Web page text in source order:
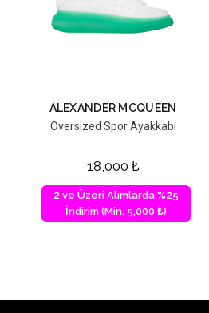
ALEXANDER MCQUEEN
Oversized Spor Ayakkabı
18,000 ₺
2 ve Üzeri Alımlarda %25
İndirim (Min. 5,000 ₺)